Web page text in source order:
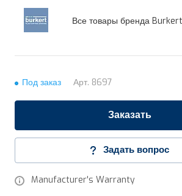
Все товары бренда Burkert
Под заказ Арт. 8697
Заказать
Задать вопрос
Manufacturer's Warranty